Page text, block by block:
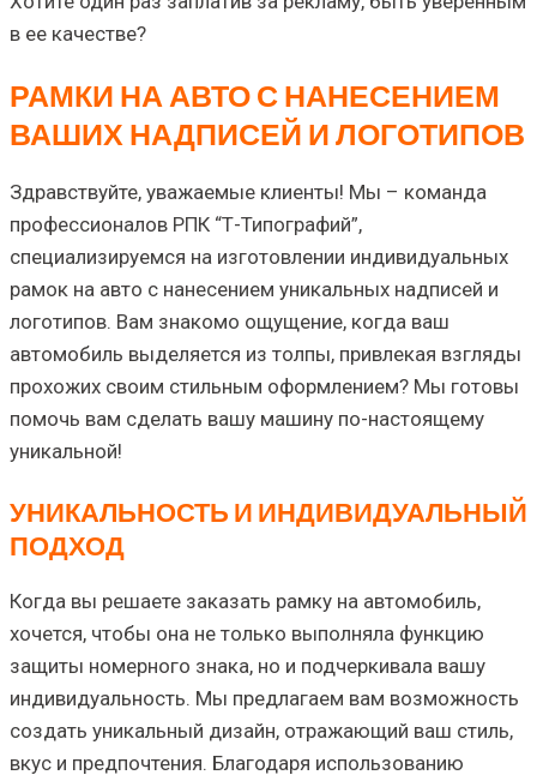
в ее качестве?
РАМКИ НА АВТО С НАНЕСЕНИЕМ
ВАШИХ НАДПИСЕЙ И ЛОГОТИПОВ
Здравствуйте, уважаемые клиенты! Мы – команда
профессионалов РПК “Т-Типографий”,
специализируемся на изготовлении индивидуальных
рамок на авто с нанесением уникальных надписей и
логотипов. Вам знакомо ощущение, когда ваш
автомобиль выделяется из толпы, привлекая взгляды
прохожих своим стильным оформлением? Мы готовы
помочь вам сделать вашу машину по-настоящему
уникальной!
УНИКАЛЬНОСТЬ И ИНДИВИДУАЛЬНЫЙ
ПОДХОД
Когда вы решаете заказать рамку на автомобиль,
хочется, чтобы она не только выполняла функцию
защиты номерного знака, но и подчеркивала вашу
индивидуальность. Мы предлагаем вам возможность
создать уникальный дизайн, отражающий ваш стиль,
вкус и предпочтения. Благодаря использованию